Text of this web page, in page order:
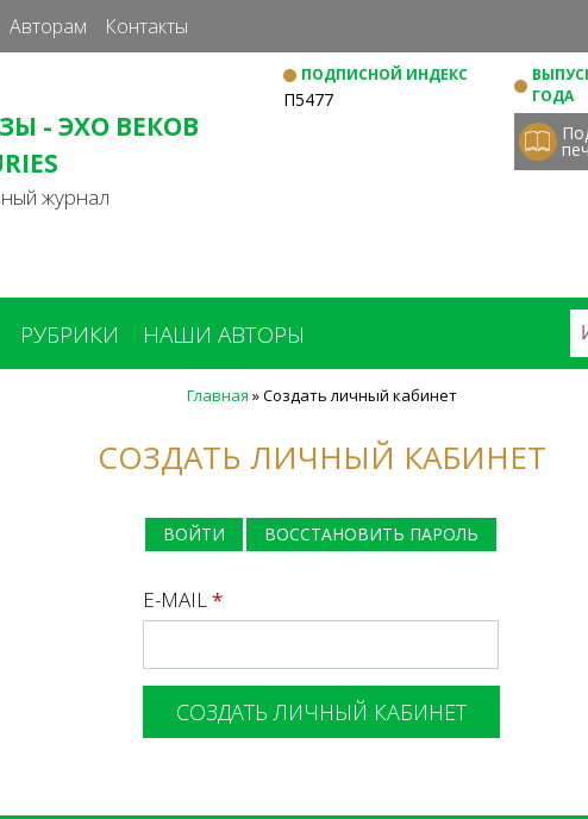
к
основному
Авторам Контакты
- ЭХО ВЕКОВ
журнал
ПОДПИСНОЙ ИНДЕКС
П5477
ГОДА
РУБРИКИ НАШИ АВТОРЫ
Главная »Создать личный кабинет
СОЗДАТЬ ЛИЧНЫЙ КАБИНЕТ
ВОЙТИ ВОССТАНОВИТЬ ПАРОЛЬ
E-MAIL*